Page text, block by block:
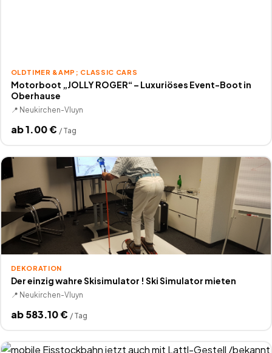
OLDTIMER &AMP; CLASSIC CARS
Motorboot „JOLLY ROGER“ – Luxuriöses Event-Boot in
Oberhause
📍 Neukirchen-Vluyn
ab1.00€ / Tag
DEKORATION
Der einzig wahre Skisimulator ! Ski Simulator mieten
📍 Neukirchen-Vluyn
ab583.10€ / Tag